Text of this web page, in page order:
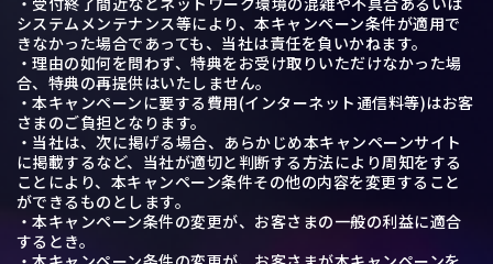
システムメンテナンス等により、本キャンペーン条件が適用で
きなかった場合であっても、当社は責任を負いかねます。
・理由の如何を問わず、特典をお受け取りいただけなかった場
合、特典の再提供はいたしません。
・本キャンペーンに要する費用(インターネット通信料等)はお客
さまのご負担となります。
・当社は、次に掲げる場合、あらかじめ本キャンペーンサイト
に掲載するなど、当社が適切と判断する方法により周知をする
ことにより、本キャンペーン条件その他の内容を変更すること
ができるものとします。
・本キャンペーン条件の変更が、お客さまの一般の利益に適合
するとき。